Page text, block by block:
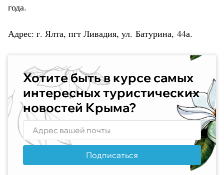
года.
Адрес: г. Ялта, пгт Ливадия, ул. Батурина, 44а.
Хотите быть в курсе самых
интересных туристических
новостей Крыма?
Подписаться